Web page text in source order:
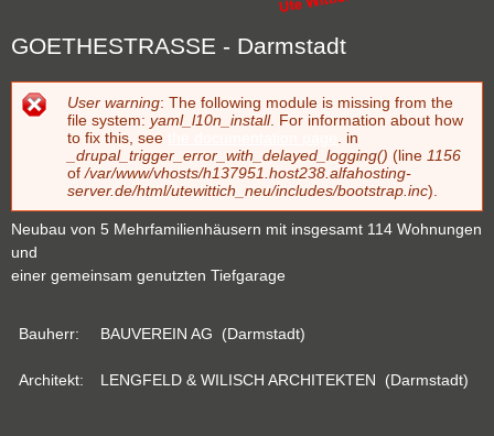
GOETHESTRASSE - Darmstadt
Fehlermeldung
User warning: The following module is missing from the
file system: yaml_l10n_install. For information about how
to fix this, see
. in
_drupal_trigger_error_with_delayed_logging() (line 1156
of/var/www/vhosts/h137951.host238.alfahosting-
server.de/html/utewittich_neu/includes/bootstrap.inc).
Neubau von 5 Mehrfamilienhäusern mit insgesamt 114 Wohnungen
und
einer gemeinsam genutzten Tiefgarage
Bauherr: BAUVEREIN AG (Darmstadt)
Architekt: LENGFELD & WILISCH ARCHITEKTEN (Darmstadt)